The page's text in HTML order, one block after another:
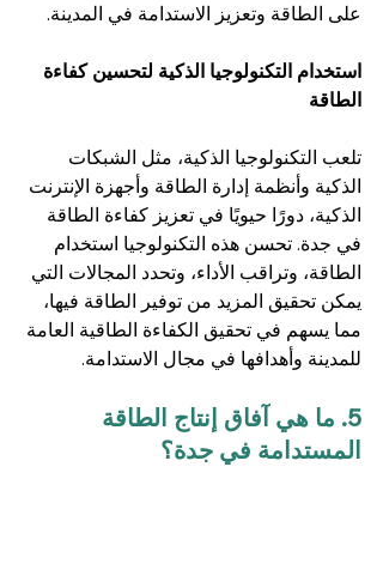
على الطاقة وتعزيز الاستدامة في المدينة.
استخدام التكنولوجيا الذكية لتحسين كفاءة
الطاقة
تلعب التكنولوجيا الذكية، مثل الشبكات
الذكية وأنظمة إدارة الطاقة وأجهزة الإنترنت
الذكية، دورًا حيويًا في تعزيز كفاءة الطاقة
في جدة. تحسن هذه التكنولوجيا استخدام
الطاقة، وتراقب الأداء، وتحدد المجالات التي
يمكن تحقيق المزيد من توفير الطاقة فيها،
مما يسهم في تحقيق الكفاءة الطاقية العامة
للمدينة وأهدافها في مجال الاستدامة.
5. ما هي آفاق إنتاج الطاقة
المستدامة في جدة؟